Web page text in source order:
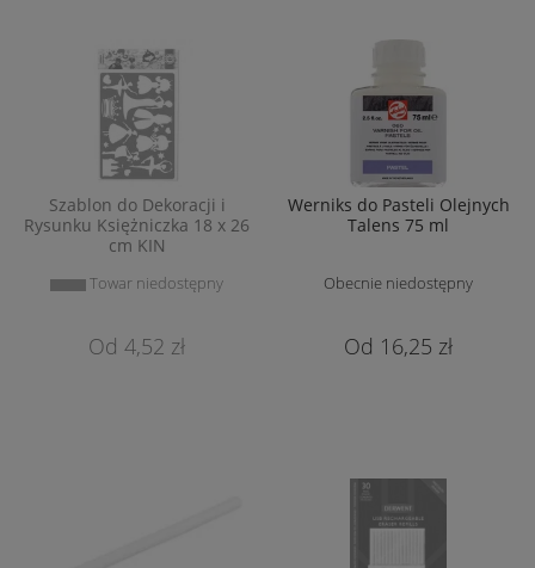
Szablon do Dekoracji i
Rysunku Księżniczka 18 x 26
cm KIN
Towar niedostępny
4,52 zł
Werniks do Pasteli Olejnych
Talens 75 ml
Obecnie niedostępny
16,25 zł